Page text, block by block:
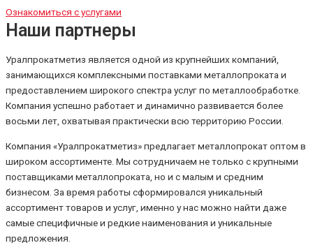
Ознакомиться с услугами
Наши партнеры
Уралпрокатметиз является одной из крупнейших компаний,
занимающихся комплексными поставками металлопроката и
предоставлением широкого спектра услуг по металлообработке.
Компания успешно работает и динамично развивается более
восьми лет, охватывая практически всю территорию России.
Компания «Уралпрокатметиз» предлагает металлопрокат оптом в
широком ассортименте. Мы сотрудничаем не только с крупными
поставщиками металлопроката, но и с малым и средним
бизнесом. За время работы сформировался уникальный
ассортимент товаров и услуг, именно у нас можно найти даже
самые специфичные и редкие наименования и уникальные
предложения.